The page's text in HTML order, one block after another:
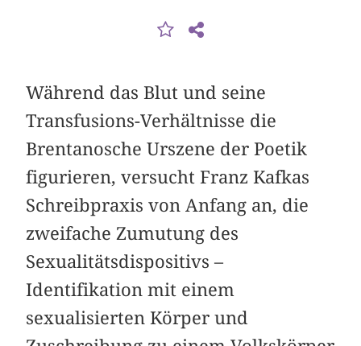
Während das Blut und seine
Transfusions-Verhältnisse die
Brentanosche Urszene der Poetik
figurieren, versucht Franz Kafkas
Schreibpraxis von Anfang an, die
zweifache Zumutung des
Sexualitätsdispositivs –
Identifikation mit einem
sexualisierten Körper und